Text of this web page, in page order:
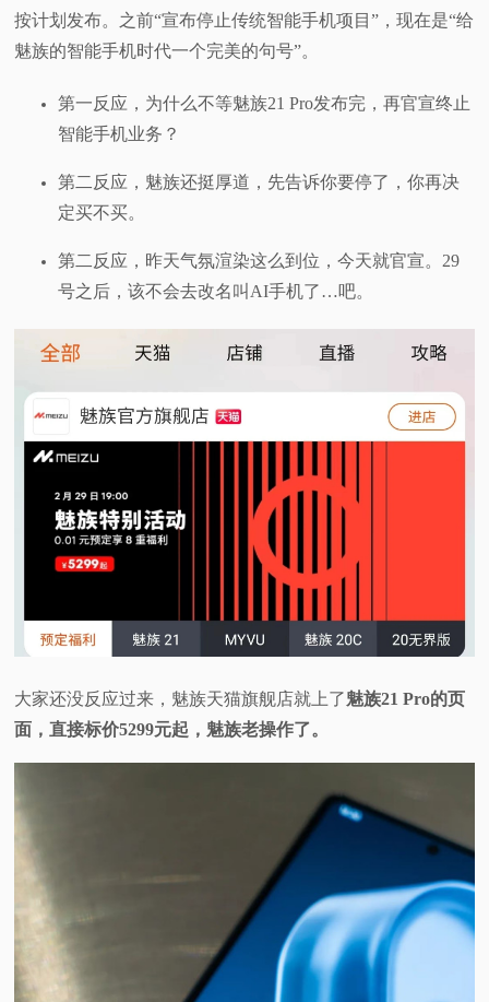
按计划发布。之前“宣布停止传统智能手机项目”，现在是“给
魅族的智能手机时代一个完美的句号”。
第一反应，为什么不等魅族21 Pro发布完，再官宣终止
智能手机业务？
第二反应，魅族还挺厚道，先告诉你要停了，你再决
定买不买。
第二反应，昨天气氛渲染这么到位，今天就官宣。29
号之后，该不会去改名叫AI手机了…吧。
大家还没反应过来，魅族天猫旗舰店就上了魅族21 Pro的页
面，直接标价5299元起，魅族老操作了。